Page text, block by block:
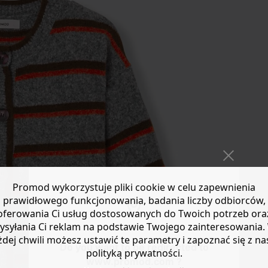
Do you want to be redirected to
www.promod.com ?
Promod wykorzystuje pliki cookie w celu zapewnienia
prawidłowego funkcjonowania, badania liczby odbiorców,
Ci usług dostosowanych do Twoich potrzeb
Ci reklam na podstawie Twojego zainteresowania.
chwili możesz ustawić te parametry i zapoznać się z
polityką prywatności.